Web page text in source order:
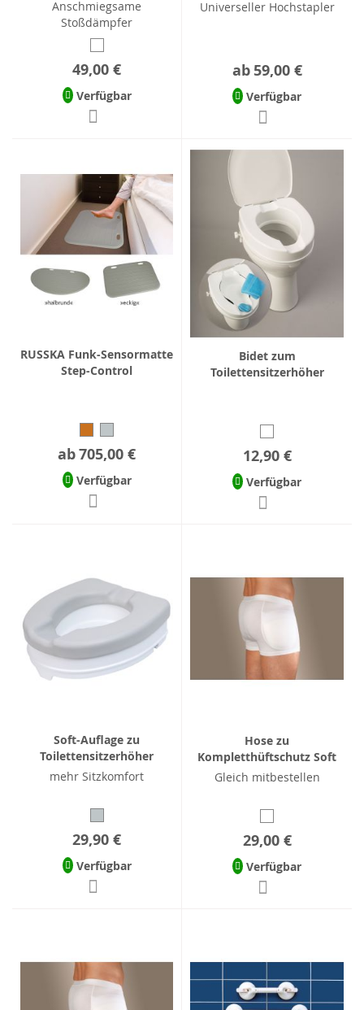
Anschmiegsame
Stoßdämpfer
49,00 €
Verfügbar
Universeller Hochstapler
ab 59,00 €
Verfügbar
RUSSKA Funk-Sensormatte
Step-Control
ab705,00 €
Verfügbar
Bidet zum
Toilettensitzerhöher
12,90 €
Verfügbar
Soft-Auflage zu
Toilettensitzerhöher
mehr Sitzkomfort
29,90 €
Verfügbar
Hose zu
Kompletthüftschutz Soft
Gleich mitbestellen
29,00 €
Verfügbar